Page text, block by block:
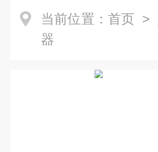
当前位置： 首页 >
器